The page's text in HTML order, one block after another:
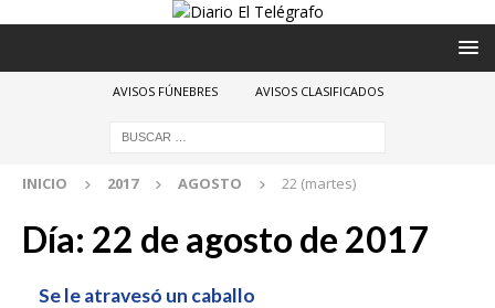
AVISOS FÚNEBRES AVISOS CLASIFICADOS
INICIO 2017 AGOSTO 22 (martes)
Día: 22 de agosto de 2017
Se le atravesó un caballo